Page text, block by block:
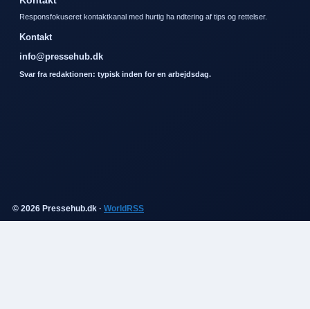
Responsfokuseret kontaktkanal med hurtig ha ndtering af tips og rettelser.
Kontakt
info@pressehub.dk
Svar fra redaktionen: typisk inden for en arbejdsdag.
© 2026 Pressehub.dk · WorldRSS